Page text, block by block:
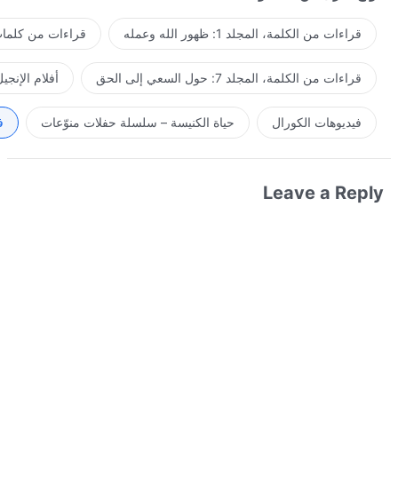
قراءات من الكلمة، المجلد 1: ظهور الله وعمله قراءات من
قراءات من الكلمة، المجلد 7: حول السعي إلى الحق أفلام
فيديوهات الكورال حياة الكنيسة – سلسلة حفلات منوّعات
Leave a Reply